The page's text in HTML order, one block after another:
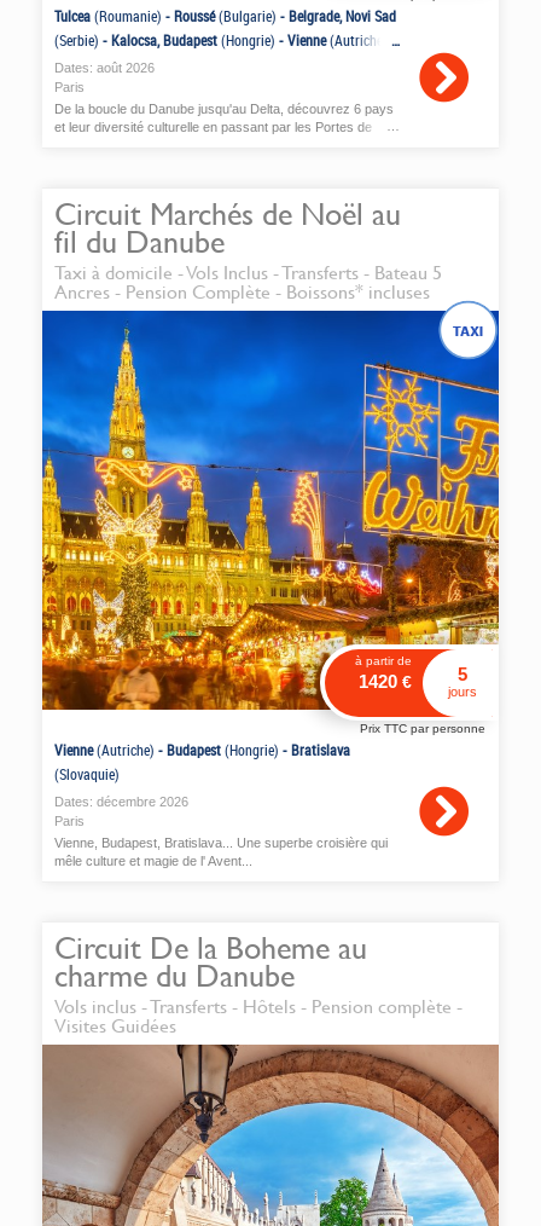
Tulcea(Roumanie) -Roussé(Bulgarie) -Belgrade, Novi Sad
(Serbie) -Kalocsa, Budapest(Hongrie) -Vienne(Autriche)
-
Bratislava(Slovaquie)
Dates: août 2026
Paris
De la boucle du Danube jusqu'au Delta, découvrez 6 pays
et leur diversité culturelle en passant par les Portes de
Circuit Marchés de Noël au
fil du Danube
Taxi à domicile - Vols Inclus - Transferts - Bateau 5
Ancres - Pension Complète - Boissons* incluses
à partir de
1420€ 5
jours
Prix TTC par personne
Vienne(Autriche) -Budapest(Hongrie) -Bratislava
(Slovaquie)
Dates: décembre 2026
Paris
Vienne, Budapest, Bratislava... Une superbe croisière qui
mêle culture et magie de l' Avent...
Circuit De la Boheme au
charme du Danube
Vols inclus - Transferts - Hôtels - Pension complète -
Visites Guidées